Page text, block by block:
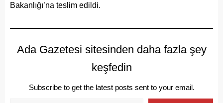
Bakanlığı’na teslim edildi.
Ada Gazetesi sitesinden daha fazla şey
keşfedin
Subscribe to get the latest posts sent to your email.